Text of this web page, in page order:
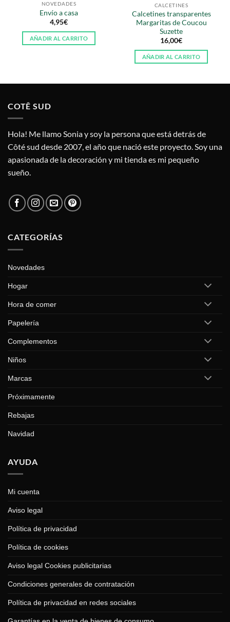
NOVEDADES
Envío a casa
4,95€
AÑADIR AL CARRITO
CALCETINES
Calcetines transparentes
Margaritas de Coucou
Suzette
16,00€
AÑADIR AL CARRITO
COTÊ SUD
Hola! Me llamo Sonia y soy la persona que está detrás de
Côté sud desde 2007, el año que nació este proyecto. Soy una
apasionada de la decoración y mi tienda es mi pequeño
sueño.
CATEGORÍAS
Novedades
Hogar
Hora de comer
Papelería
Complementos
Niños
Marcas
Próximamente
Rebajas
Navidad
AYUDA
Mi cuenta
Aviso legal
Política de privacidad
Política de cookies
Aviso legal Cookies publicitarias
Condiciones generales de contratación
Política de privacidad en redes sociales